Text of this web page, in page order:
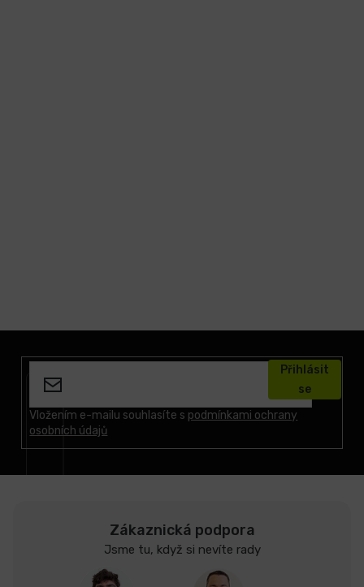
Vložením e-mailu souhlasíte s podmínkami ochrany
osobních údajů
Přihlásit
se
Zákaznická podpora
Jsme tu, když si nevíte rady